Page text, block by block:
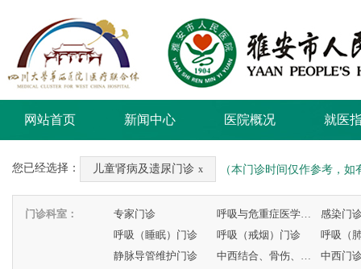
网站首页 新闻中心 医院概况 就医
您已经选择： 儿童肾病及遗尿门诊 x （本门诊时间仅作参考，
门诊科室： 专家门诊
感染门
呼吸（睡眠）门诊
呼吸（戒烟）门诊
呼吸（
静脉导管维护门诊
中西门